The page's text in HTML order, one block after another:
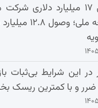
بدهی ۱۷ میلیارد
توسعه ملی؛
این شرایط بی‌ثبات
و با کمترین ریسک